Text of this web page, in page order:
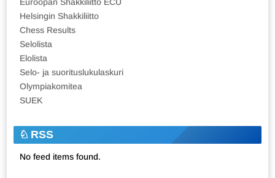
Helsingin Shakkiliitto
Chess Results
Selolista
Elolista
Selo- ja suorituslukulaskuri
Olympiakomitea
SUEK
RSS
No feed items found.